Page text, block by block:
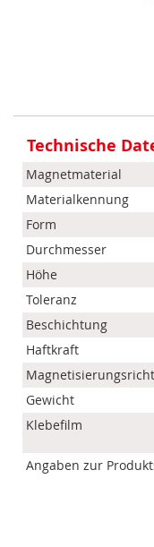
Informationen
Technische
Magnetmaterial
Materialkennung
Form
Durchmesser
Höhe
Toleranz
Beschichtung
Haftkraft
Gewicht
Klebefilm
Angaben zur